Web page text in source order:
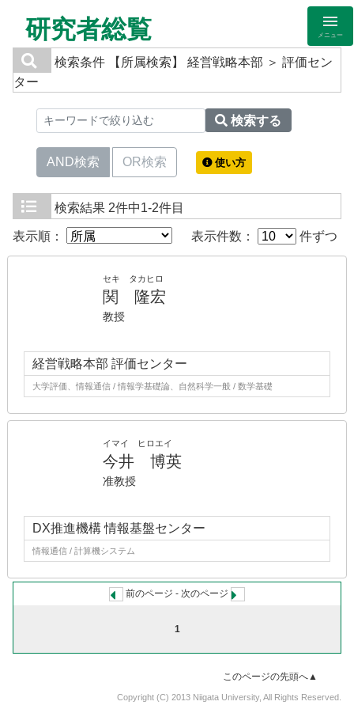
研究者総覧 メニュー
検索条件
【所属検索】 経営戦略本部 ＞ 評価セン
ター
検索する
AND検索 OR検索 使い方
検索結果 2件中1-2件目
表示順： 表示件数： 件ずつ
セキ タカヒロ
関 隆宏
教授
経営戦略本部 評価センター
大学評価、情報通信 / 情報学基礎論、自然科学一般 / 数学基礎
イマイ ヒロエイ
今井 博英
准教授
DX推進機構 情報基盤センター
情報通信 / 計算機システム
前のページ - 次のページ
1
このページの先頭へ▲
Copyright (C) 2013 Niigata University, All Rights Reserved.